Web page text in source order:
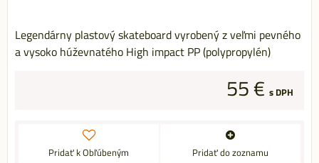
Legendárny plastový skateboard vyrobený z veľmi pevného
a vysoko húževnatého High impact PP (polypropylén)
55 € s DPH
Pridať k Obľúbeným Pridať do zoznamu